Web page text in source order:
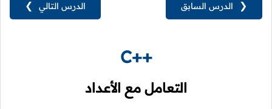
الدرس التالي ❯ ❮ الدرس السابق
C++
التعامل مع الأعداد